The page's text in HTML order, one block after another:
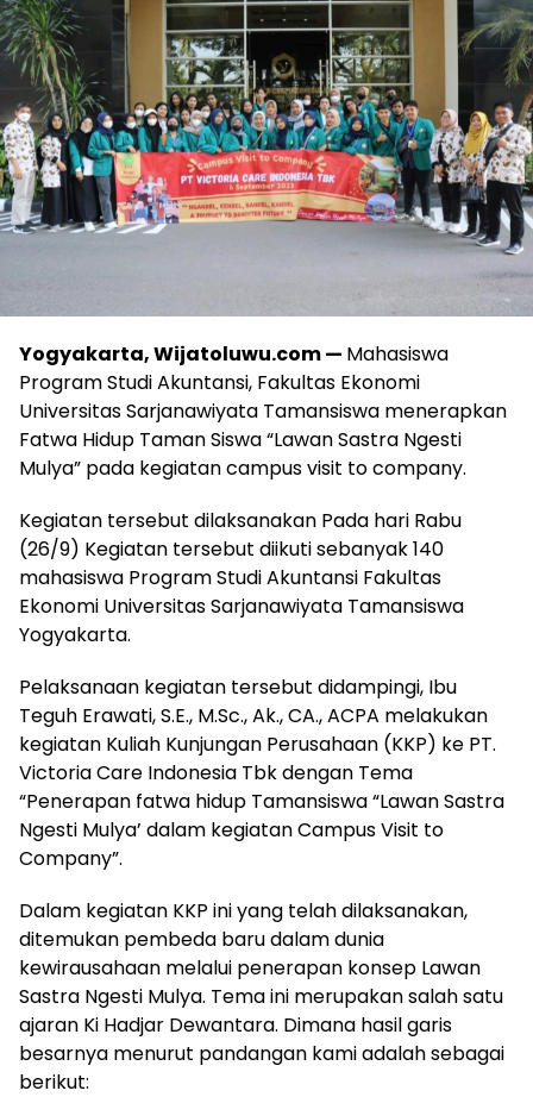
Yogyakarta, Wijatoluwu.com — Mahasiswa
Program Studi Akuntansi, Fakultas Ekonomi
Universitas Sarjanawiyata Tamansiswa menerapkan
Fatwa Hidup Taman Siswa “Lawan Sastra Ngesti
Mulya” pada kegiatan campus visit to company.
Kegiatan tersebut dilaksanakan Pada hari Rabu
(26/9) Kegiatan tersebut diikuti sebanyak 140
mahasiswa Program Studi Akuntansi Fakultas
Ekonomi Universitas Sarjanawiyata Tamansiswa
Yogyakarta.
Pelaksanaan kegiatan tersebut didampingi, Ibu
Teguh Erawati, S.E., M.Sc., Ak., CA., ACPA melakukan
kegiatan Kuliah Kunjungan Perusahaan (KKP) ke PT.
Victoria Care Indonesia Tbk dengan Tema
“Penerapan fatwa hidup Tamansiswa “Lawan Sastra
Ngesti Mulya’ dalam kegiatan Campus Visit to
Company”.
Dalam kegiatan KKP ini yang telah dilaksanakan,
ditemukan pembeda baru dalam dunia
kewirausahaan melalui penerapan konsep Lawan
Sastra Ngesti Mulya. Tema ini merupakan salah satu
ajaran Ki Hadjar Dewantara. Dimana hasil garis
besarnya menurut pandangan kami adalah sebagai
berikut: